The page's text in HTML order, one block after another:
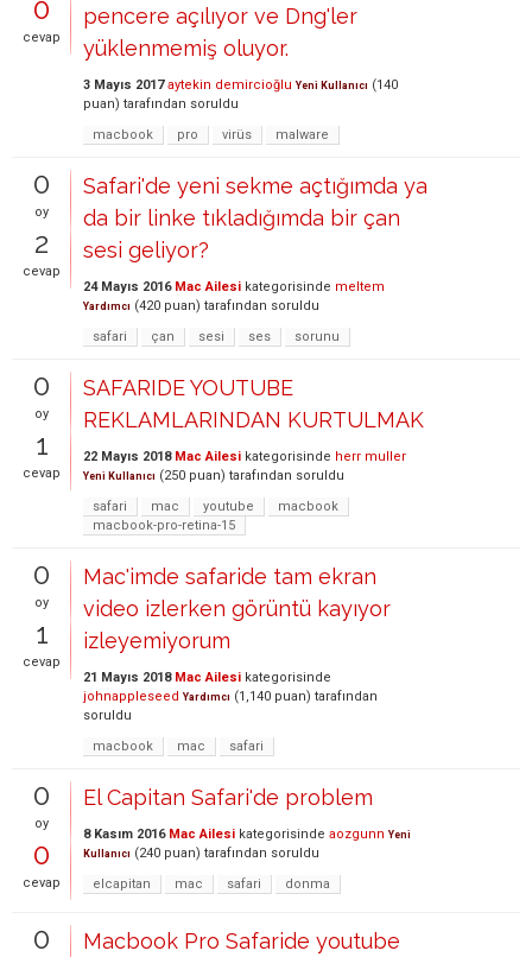
0
cevap
pencere açılıyor ve Dng'ler
yüklenmemiş oluyor.
3 Mayıs 2017 aytekin demircioğlu Yeni Kullanıcı (140
puan) tarafından soruldu
macbook
pro virüs malware
0
oy
2
cevap
Safari'de yeni sekme açtığımda ya
da bir linke tıkladığımda bir çan
sesi geliyor?
24 Mayıs 2016 Mac Ailesi kategorisinde meltem
Yardımcı (420 puan) tarafından soruldu
safari
çan sesi ses sorunu
0
oy
1
cevap
SAFARIDE YOUTUBE
REKLAMLARINDAN KURTULMAK
22 Mayıs 2018 Mac Ailesi kategorisinde herr muller
Yeni Kullanıcı (250 puan) tarafından soruldu
safari
mac youtube
macbook
macbook-pro-retina-15
0
oy
1
cevap
Mac'imde safaride tam ekran
video izlerken görüntü kayıyor
izleyemiyorum
21 Mayıs 2018 Mac Ailesi kategorisinde
johnappleseed Yardımcı (1,140 puan) tarafından
soruldu
macbook
mac safari
0
oy
0
cevap
El Capitan Safari'de problem
8 Kasım 2016 Mac Ailesi kategorisinde aozgunn Yeni
Kullanıcı (240 puan) tarafından soruldu
elcapitan
mac safari donma
0
Macbook Pro Safaride youtube